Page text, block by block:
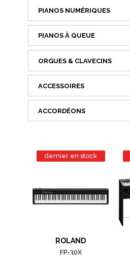
PIANOS NUMÉRIQUES
PIANOS À QUEUE
ORGUES & CLAVECINS
ACCESSOIRES
ACCORDÉONS
dernier en stock
ROLAND
FP-30X